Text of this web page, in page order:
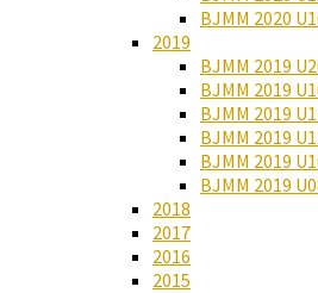
BJMM 2020
2019
BJMM 2019
BJMM 2019
BJMM 2019
BJMM 2019
BJMM 2019
BJMM 2019
2018
2017
2016
2015